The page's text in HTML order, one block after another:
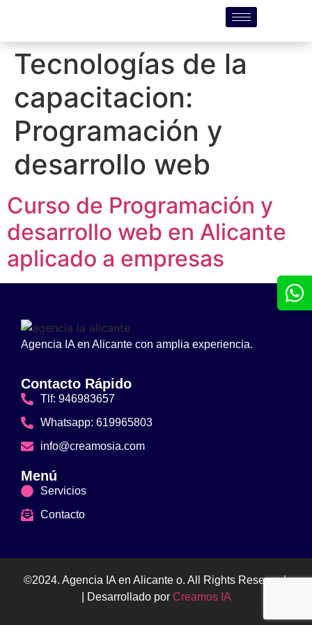
Tecnologías de la
capacitacion:
Programación y
desarrollo web
Curso de Programación y
desarrollo web en Alicante
aplicado a empresas
Agencia IA en Alicante con amplia experiencia.
Contacto Rápido
Tlf: 946983657
Whatsapp: 619965803
info@creamosia.com
Menú
Servicios
Contacto
©2024. Agencia IA en Alicante o. All Rights Reserved.
| Desarrollado por Creamos IA